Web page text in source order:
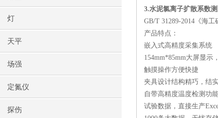
灯
天平
场强
定氮仪
探伤
3.水泥氯离子扩散系数
GB/T 31289-2014 《海
产品特点：
嵌入式高精度采集系统
154mm*85mm大屏显示
触摸操作方便快捷
夹具设计结构精巧，结
自带高精度温度检测功
试验数据，直接生产